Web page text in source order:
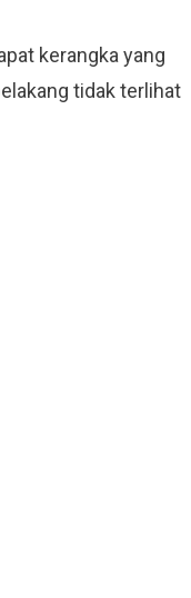
kerangka yang
tidak terlihat